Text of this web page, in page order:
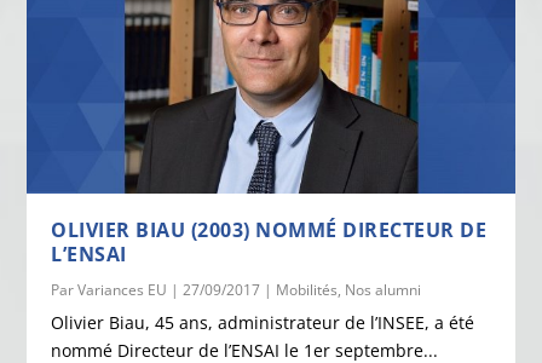
OLIVIER BIAU (2003) NOMMÉ DIRECTEUR DE
L’ENSAI
ParVariances EU |27/09/2017 | Mobilités, Nos alumni
Olivier Biau, 45 ans, administrateur de l’INSEE, a été
nommé Directeur de l’ENSAI le 1er septembre...